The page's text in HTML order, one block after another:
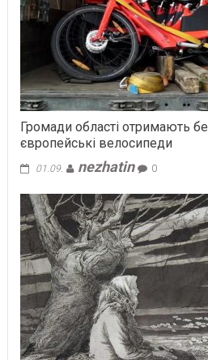
Громади області отримають
європейські велосипеди
01.09. nezhatin 0